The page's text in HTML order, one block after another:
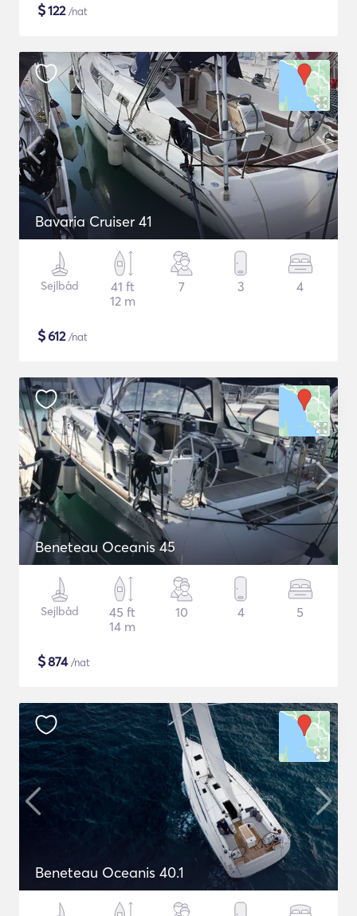
$122/nat
Bavaria Cruiser 41
Sejlbåd
41 ft
12 m
7 3 4
$612/nat
Beneteau Oceanis 45
Sejlbåd
45 ft
14 m
10 4 5
$874/nat
Beneteau Oceanis 40.1